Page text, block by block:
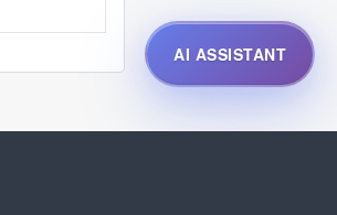
AI ASSISTANT